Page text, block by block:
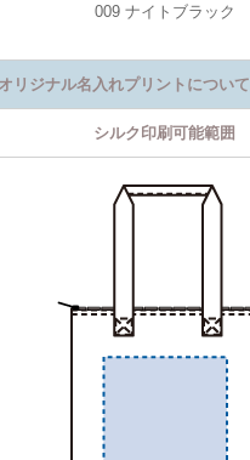
009 ナイトブラック
リジナル名入れプリントについて
シルク印刷可能範囲